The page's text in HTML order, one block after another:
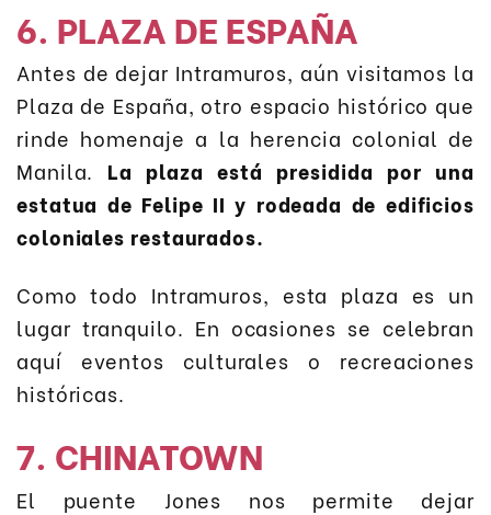
6. PLAZA DE ESPAÑA
Antes de dejar Intramuros, aún visitamos la
Plaza de España, otro espacio histórico que
rinde homenaje a la herencia colonial de
Manila. La plaza está presidida por una
estatua de Felipe II y rodeada de edificios
coloniales restaurados.
Como todo Intramuros, esta plaza es un
lugar tranquilo. En ocasiones se celebran
aquí eventos culturales o recreaciones
históricas.
7. CHINATOWN
El puente Jones nos permite dejar